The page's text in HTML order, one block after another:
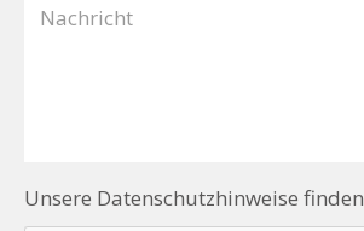
Unsere Datenschutzhinweise finden